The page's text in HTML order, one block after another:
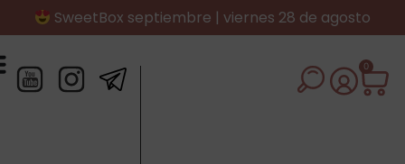
SweetBox septiembre | viernes 28 de agosto
0